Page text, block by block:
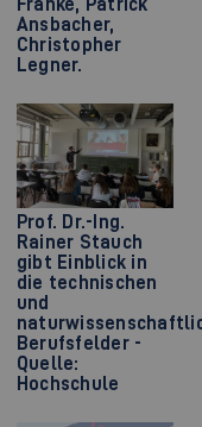
Ansbacher,
Christopher
Legner.
Prof. Dr.-Ing.
Rainer Stauch
gibt Einblick in
die technischen
und
Berufsfelder -
Quelle:
Hochschule